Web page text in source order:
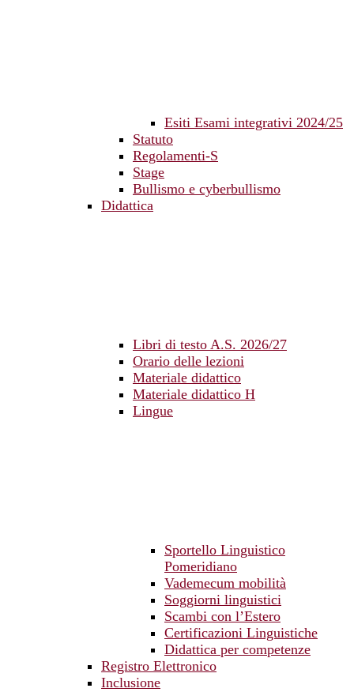
Esiti Esami integrativi 2024/25
Statuto
Regolamenti-S
Stage
Bullismo e cyberbullismo
Didattica
Libri di testo A.S. 2026/27
Orario delle lezioni
Materiale didattico
Materiale didattico H
Lingue
Sportello Linguistico
Pomeridiano
Vademecum mobilità
Soggiorni linguistici
Scambi con l’Estero
Certificazioni Linguistiche
Didattica per competenze
Registro Elettronico
Inclusione